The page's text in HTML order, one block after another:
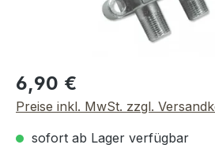
Regulärer Preis:
6,90 €
Preise inkl. MwSt. zzgl.
sofort ab Lager verfügbar